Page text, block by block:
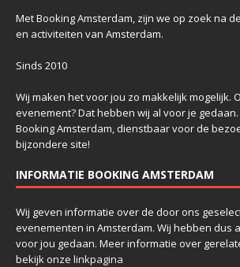
Met Booking Amsterdam, zijn we op zoek na
en activiteiten van Amsterdam.
Sinds 2010
Wij maken het voor jou zo makkelijk mogelijk.
evenement? Dat hebben wij al voor je
Booking Amsterdam, dienstbaar voor de
bijzondere site!
INFORMATIE BOOKING AMSTERDAM
Wij geven informatie over de door ons
evenementen in Amsterdam. Wij hebben dus
voor jou gedaan. Meer informatie over
bekijk onze linkpagina